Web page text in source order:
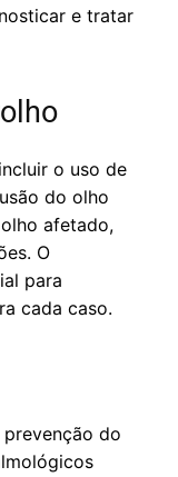
e tratar
o uso de
do olho
afetado,
O
para
cada caso.
do